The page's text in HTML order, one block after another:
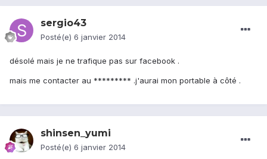
sergio43
Posté(e) 6 janvier 2014
désolé mais je ne trafique pas sur facebook .
mais me contacter au ********* .j'aurai mon portable à côté .
shinsen_yumi
Posté(e) 6 janvier 2014